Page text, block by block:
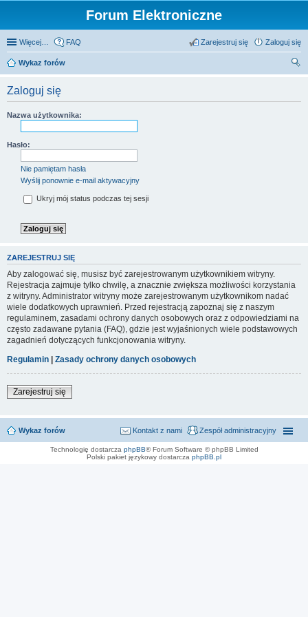
Forum Elektroniczne
Więcej… FAQ Zaloguj się
Zarejestruj się
Wykaz forów
Zaloguj się
Nazwa użytkownika:
Hasło:
Nie pamiętam hasła
Wyślij ponownie e-mail aktywacyjny
Ukryj mój status podczas tej sesji
ZAREJESTRUJ SIĘ
Aby zalogować się, musisz być zarejestrowanym użytkownikiem witryny.
Rejestracja zajmuje tylko chwilę, a znacznie zwiększa możliwości korzystania
z witryny. Administrator witryny może zarejestrowanym użytkownikom nadać
wiele dodatkowych uprawnień. Przed rejestracją zapoznaj się z naszym
regulaminem, zasadami ochrony danych osobowych oraz z odpowiedziami na
często zadawane pytania (FAQ), gdzie jest wyjaśnionych wiele podstawowych
zagadnień dotyczących funkcjonowania witryny.
Regulamin | Zasady ochrony danych osobowych
Zarejestruj się
Wykaz forów Zespół administracyjny
Kontakt z nami
Technologię dostarcza phpBB® Forum Software © phpBB Limited
Polski pakiet językowy dostarcza phpBB.pl